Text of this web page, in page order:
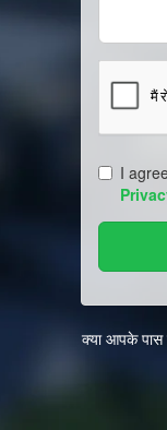
I
क्या आपके